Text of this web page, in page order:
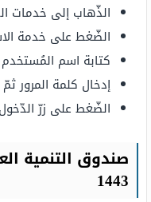
الذّهاب إلى خدمات
الضّغط على خدمة
كتابة اسم
إدخال كلمة المرور
الضّغط على زرّ الدّخول
صندوق التنمية
1443